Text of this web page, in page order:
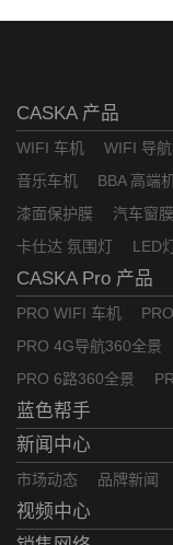
CASKA 产品
WIFI 车机 WIFI 导
音乐车机
BBA 高端
漆面保护膜
汽车窗膜
卡仕达 氛围灯
LED
CASKA Pro 产品
PRO WIFI 车机
PRO 4G导航360全景
PRO 6路360全景
蓝色帮手
新闻中心
市场动态 品牌新闻
视频中心